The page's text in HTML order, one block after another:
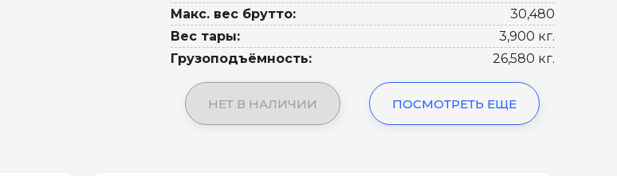
Макс. вес брутто:
30,480
Вес тары:
3,900 кг.
Грузоподъёмность:
26,580 кг.
НЕТ В НАЛИЧИИ ПОСМОТРЕТЬ ЕЩЕ